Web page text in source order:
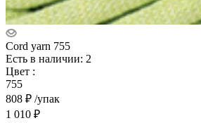
Cord yarn 755
Есть в наличии: 2
Цвет :
755
808 ₽ /упак
1 010 ₽